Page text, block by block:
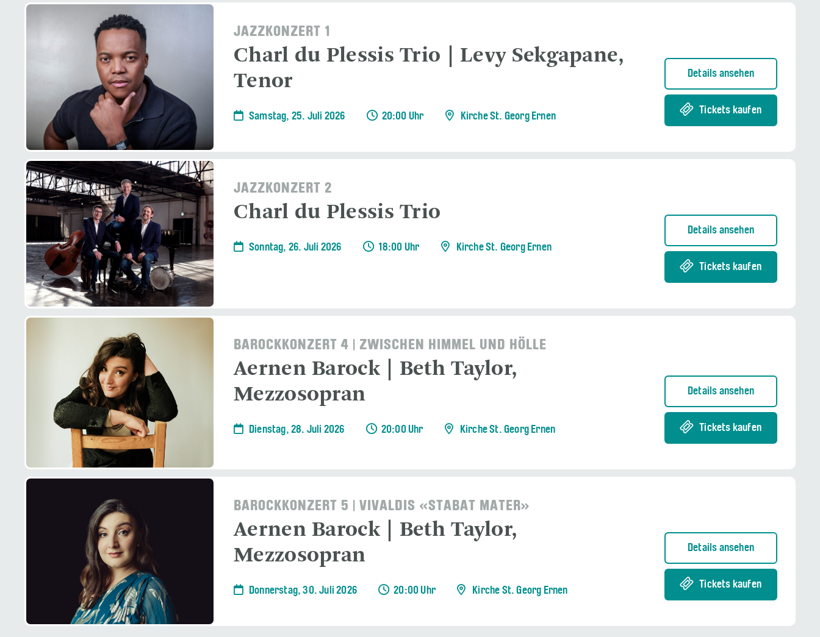
JAZZKONZERT 1
Charl du Plessis Trio | Levy Sekgapane,
Tenor
Samstag, 25. Juli 2026 20:00 Uhr Kirche St. Georg Ernen
Details ansehen
Tickets kaufen
JAZZKONZERT 2
Charl du Plessis Trio
Sonntag, 26. Juli 2026 18:00 Uhr Kirche St. Georg Ernen
Details ansehen
Tickets kaufen
BAROCKKONZERT 4 | ZWISCHEN HIMMEL UND HÖLLE
Aernen Barock | Beth Taylor,
Mezzosopran
Dienstag, 28. Juli 2026 20:00 Uhr Kirche St. Georg Ernen
Details ansehen
Tickets kaufen
BAROCKKONZERT 5 | VIVALDIS «STABAT MATER»
Aernen Barock | Beth Taylor,
Mezzosopran
Donnerstag, 30. Juli 2026 20:00 Uhr Kirche St. Georg Ernen
Details ansehen
Tickets kaufen